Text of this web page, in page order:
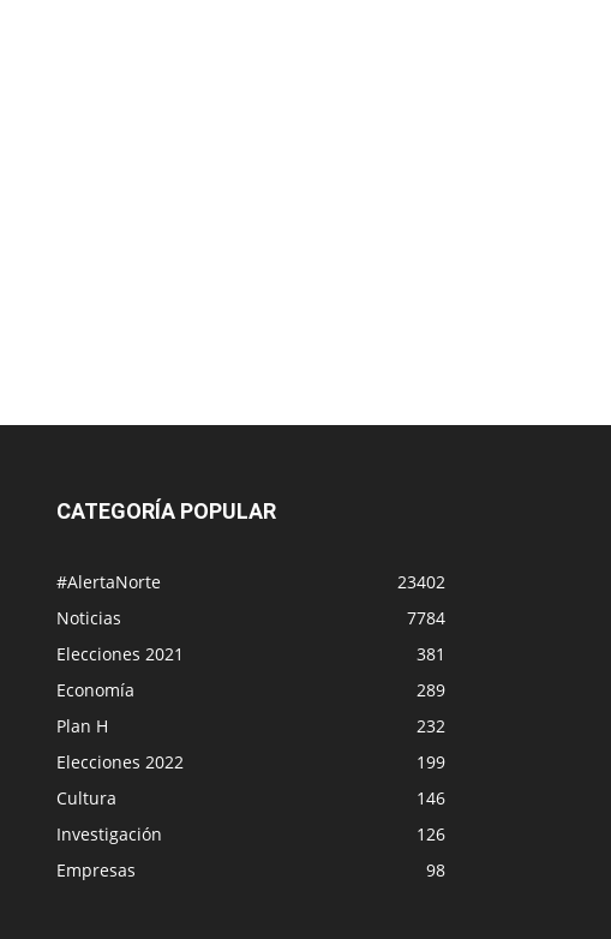
CATEGORÍA POPULAR
#AlertaNorte
23402
Noticias
7784
Elecciones 2021
381
Economía
289
Plan H
232
Elecciones 2022
199
Cultura
146
Investigación
126
Empresas
98